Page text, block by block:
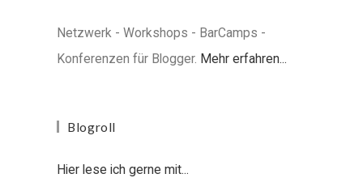
Netzwerk - Workshops - BarCamps -
Konferenzen für Blogger. Mehr erfahren...
Blogroll
Hier lese ich gerne mit...